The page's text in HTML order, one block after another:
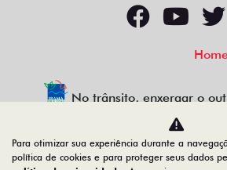
No trânsito, enxergar o
Para otimizar sua experiência durante a
política de cookies e para proteger seus dados